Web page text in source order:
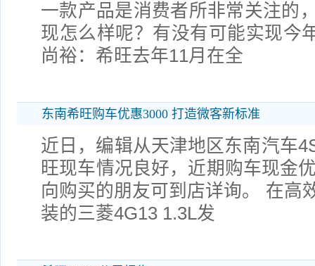
一款产品是消费者所非常关注的
现怎么样呢？有没有可能实现今
尚裕：希旺去年11月在全
东南希旺购车优惠3000 打造微客新标准
近日，编辑从天津地区东南汽车
旺现车情况良好，近期购车现金
向购买的朋友可到店详询。 在高
装的三菱4G13 1.3L发